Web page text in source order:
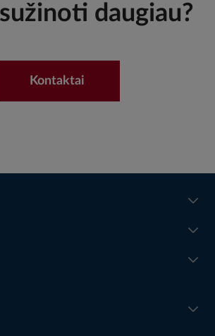
daugiau?
Kontaktai